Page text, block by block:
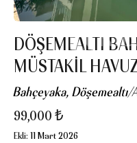
DÖŞEMEALTI
MÜSTAKİL
Bahçeyaka, Döşemealtı/
99,000 ₺
Ekli: 11 Mart 2026